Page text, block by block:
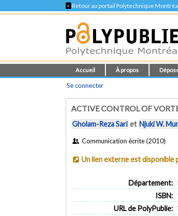
< Retour au portail Polytechnique
Accueil À propos
Se connecter
ACTIVE CONTROL OF
Gholam-Reza Sari et Njuki W.
Communication écrite (2010)
Un lien externe est disponible
Département:
ISBN:
URL de PolyPublie: